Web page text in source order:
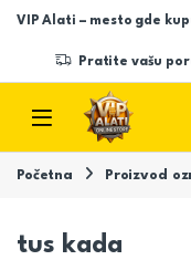
Skip to navigation
Skip to content
VIP Alati – mesto gde
Pratite vašu
Open
Početna Proizvod
tus kada